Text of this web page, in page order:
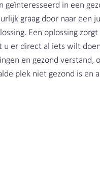
geïnteresseerd in een
graag door naar een
Een oplossing
u er direct al iets wilt
en gezond verstand,
plek niet gezond is en